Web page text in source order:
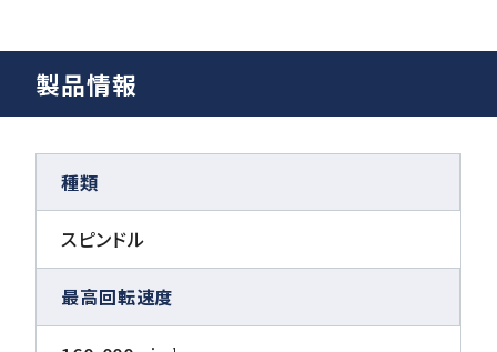
製品情報
種類
スピンドル
最高回転速度